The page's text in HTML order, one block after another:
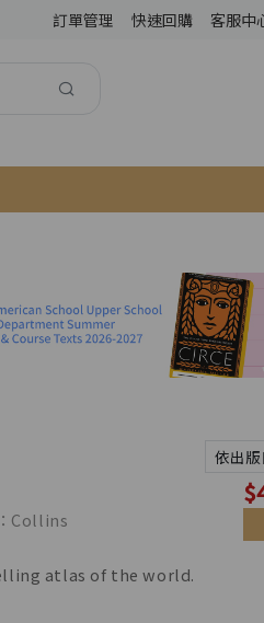
訂單管理 快速回購 客服中
Collins
atlas of the world.